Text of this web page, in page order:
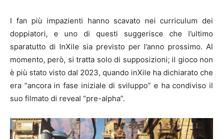
I fan più impazienti hanno scavato nei curriculum dei
doppiatori, e uno di questi suggerisce che l’ultimo
sparatutto di InXile sia previsto per l’anno prossimo. Al
momento, però, si tratta solo di supposizioni; il gioco non
è più stato visto dal 2023, quando inXile ha dichiarato che
era “ancora in fase iniziale di sviluppo” e ha condiviso il
suo filmato di reveal “pre-alpha”.